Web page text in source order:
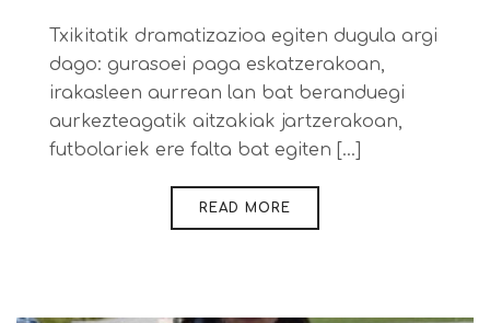
Txikitatik dramatizazioa egiten dugula argi
dago: gurasoei paga eskatzerakoan,
irakasleen aurrean lan bat beranduegi
aurkezteagatik aitzakiak jartzerakoan,
futbolariek ere falta bat egiten [...]
READ MORE